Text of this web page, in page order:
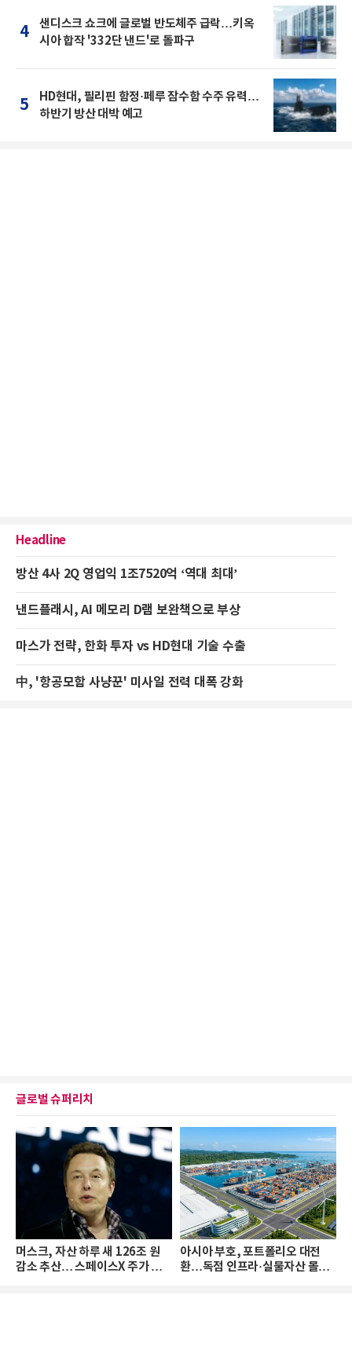
4
샌디스크 쇼크에 글로벌 반도체주 급락…키옥
시아 합작 '332단 낸드'로 돌파구
5
HD현대, 필리핀 함정·페루 잠수함 수주 유력…
하반기 방산 대박 예고
Headline
방산 4사 2Q 영업익 1조7520억 ‘역대 최대’
낸드플래시, AI 메모리 D램 보완책으로 부상
마스가 전략, 한화 투자 vs HD현대 기술 수출
中, '항공모함 사냥꾼' 미사일 전력 대폭 강화
글로벌 슈퍼리치
머스크, 자산 하루 새 126조 원
감소 추산… 스페이스X 주가 하
아시아 부호, 포트폴리오 대전
환…독점 인프라·실물자산 몰린